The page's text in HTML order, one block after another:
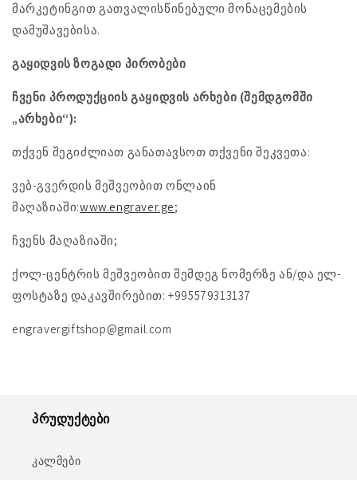
მარკეტინგით გათვალისწინებული მონაცემების
დამუშავებისა.
გაყიდვის ზოგადი პირობები
ჩვენი პროდუქციის გაყიდვის არხები (შემდგომში
„არხები“):
თქვენ შეგიძლიათ განათავსოთ თქვენი შეკვეთა:
ვებ-გვერდის მეშვეობით ონლაინ
მაღაზიაში:www.engraver.ge;
ჩვენს მაღაზიაში;
ქოლ-ცენტრის მეშვეობით შემდეგ ნომერზე ან/და ელ-
ფოსტაზე დაკავშირებით: +995579313137
engravergiftshop@gmail.com
პრუდუქტები
კალმები